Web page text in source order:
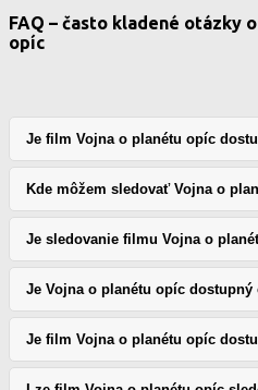
FAQ – často kladené otázky
opíc
Je film Vojna o planétu opíc
Kde môžem sledovať Vojna o
Je sledovanie filmu Vojna o
Je Vojna o planétu opíc dostupný
Je film Vojna o planétu opíc